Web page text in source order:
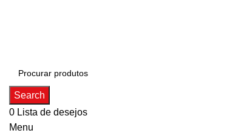
Search
0 Lista de desejos
Menu